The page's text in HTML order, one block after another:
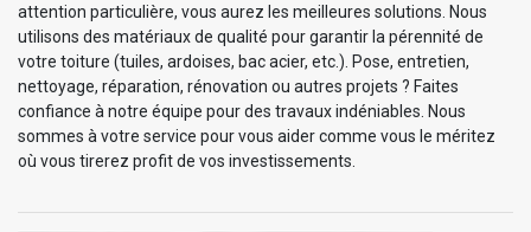
attention particulière, vous aurez les meilleures solutions. Nous
utilisons des matériaux de qualité pour garantir la pérennité de
votre toiture (tuiles, ardoises, bac acier, etc.). Pose, entretien,
nettoyage, réparation, rénovation ou autres projets ? Faites
confiance à notre équipe pour des travaux indéniables. Nous
sommes à votre service pour vous aider comme vous le méritez
où vous tirerez profit de vos investissements.